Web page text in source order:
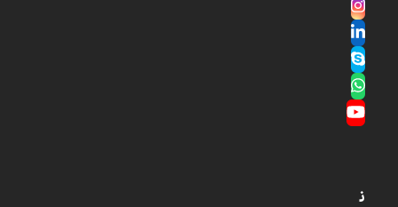
Instagram
LinkedIn
Skype
Whatsapp
YouTube
ن